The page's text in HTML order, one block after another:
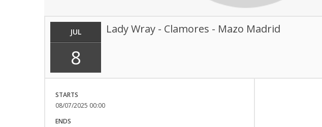
JUL
8
Lady Wray - Clamores - Mazo Madrid
STARTS
08/07/2025 00:00
ENDS